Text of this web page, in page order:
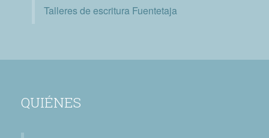
Talleres de escritura Fuentetaja
QUIÉNES